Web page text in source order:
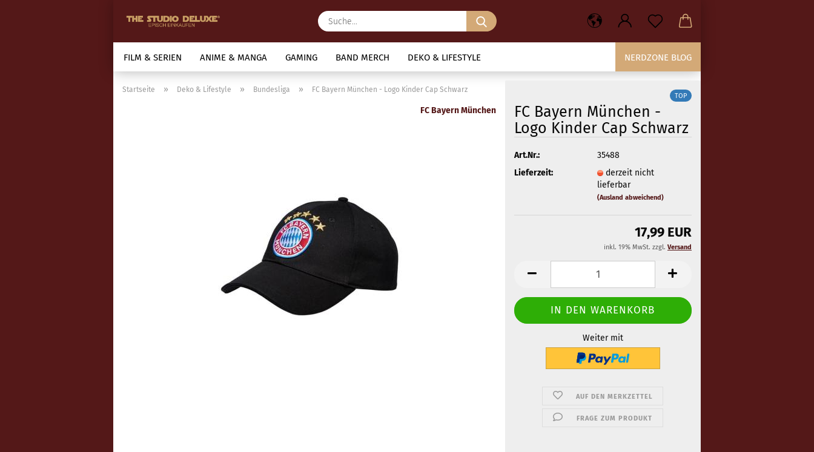
Suche...
FILM & SERIEN ANIME & MANGA GAMING BAND MERCH DEKO & LIFESTYLE NERDZONE BLOG
Startseite » Deko & Lifestyle » Bundesliga » FC Bayern München - Logo Kinder Cap Schwarz
FC Bayern München
TOP
FC Bayern München -
Logo Kinder Cap Schwarz
Art.Nr.:
35488
Lieferzeit:
derzeit nicht
lieferbar
(Ausland abweichend)
17,99 EUR
inkl. 19% MwSt. zzgl. Versand
Weiter mit
AUF DEN MERKZETTEL
FRAGE ZUM PRODUKT